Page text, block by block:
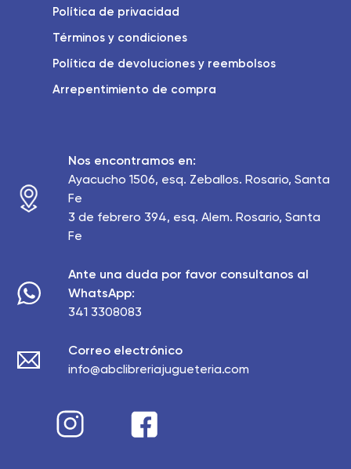
Política de privacidad
Términos y condiciones
Política de devoluciones y reembolsos
Arrepentimiento de compra
Nos encontramos en:
Ayacucho 1506, esq. Zeballos. Rosario, Santa
Fe
3 de febrero 394, esq. Alem. Rosario, Santa
Fe
Ante una duda por favor consultanos al
WhatsApp:
341 3308083
Correo electrónico
info@abclibreriajugueteria.com